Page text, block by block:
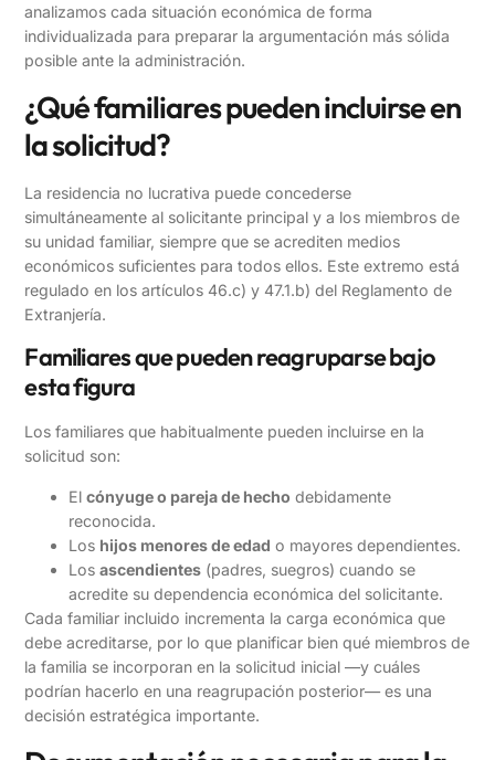
analizamos cada situación económica de forma
individualizada para preparar la argumentación más sólida
posible ante la administración.
¿Qué familiares pueden incluirse en
la solicitud?
La residencia no lucrativa puede concederse
simultáneamente al solicitante principal y a los miembros de
su unidad familiar, siempre que se acrediten medios
económicos suficientes para todos ellos. Este extremo está
regulado en los artículos 46.c) y 47.1.b) del Reglamento de
Extranjería.
Familiares que pueden reagruparse bajo
esta figura
Los familiares que habitualmente pueden incluirse en la
solicitud son:
Elcónyuge o pareja de hecho debidamente
reconocida.
Los hijos menores de edad o mayores dependientes.
Losascendientes (padres, suegros) cuando se
acredite su dependencia económica del solicitante.
Cada familiar incluido incrementa la carga económica que
debe acreditarse, por lo que planificar bien qué miembros de
la familia se incorporan en la solicitud inicial —y cuáles
podrían hacerlo en una reagrupación posterior— es una
decisión estratégica importante.